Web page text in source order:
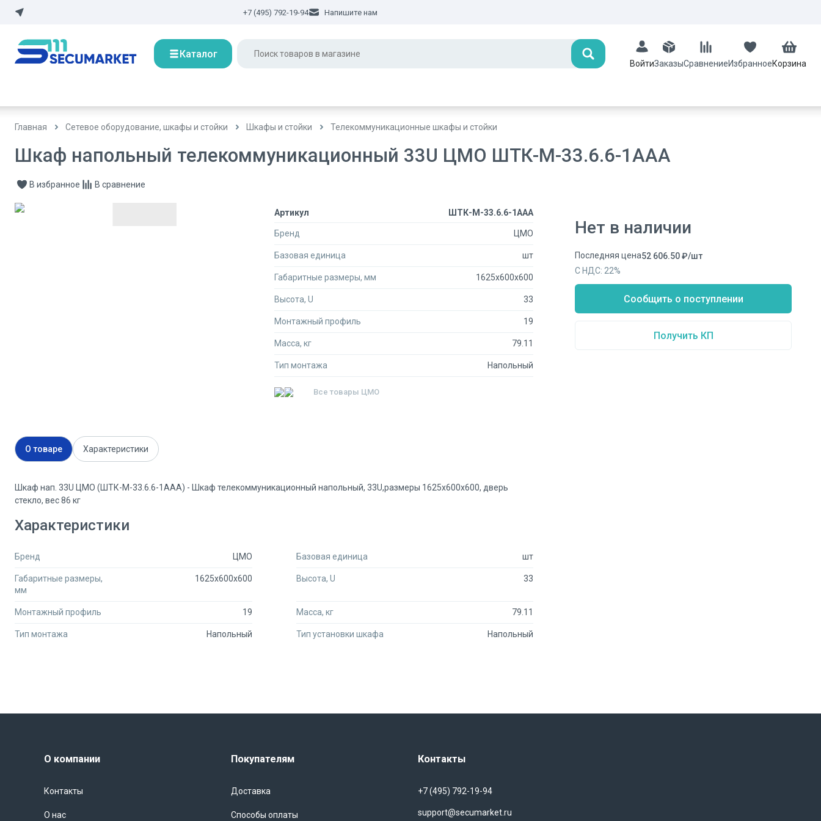
+7 (495) 792-19-94 Напишите нам
Каталог Поиск
ВойтиЗаказыСравнениеИзбранноеКорзина
Главная Сетевое оборудование, шкафы и стойки Шкафы и стойки Телекоммуникационные шкафы и стойки
Шкаф напольный телекоммуникационный 33U ЦМО ШТК-М-33.6.6-1ААА
В избранное В сравнение
Артикул ШТК-М-33.6.6-1ААА
Бренд ЦМО
Базовая единица шт
Габаритные размеры, мм 1625x600x600
Высота, U 33
Монтажный профиль 19
Масса, кг 79.11
Тип монтажа Напольный
Все товары ЦМО
О товаре Характеристики
Шкаф нап. 33U ЦМО (ШТК-М-33.6.6-1ААА) - Шкаф телекоммуникационный напольный, 33U,размеры 1625x600x600, дверь
стекло, вес 86 кг
Характеристики
Бренд ЦМО Базовая единица шт
Габаритные размеры,
мм
1625x600x600 Высота, U 33
Монтажный профиль 19 Масса, кг 79.11
Тип монтажа Напольный Тип установки шкафа Напольный
Нет в наличии
Последняя цена52 606.50₽/шт
С НДС: 22%
Сообщить о поступлении
Получить КП
О компании
Контакты
О нас
Покупателям
Доставка
Способы оплаты
Контакты
+7 (495) 792-19-94
support@secumarket.ru